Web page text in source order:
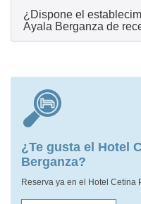
¿Dispone el
Ayala Berganza de
¿Te gusta el Hotel
Berganza?
Reserva ya en el Hotel Cetina